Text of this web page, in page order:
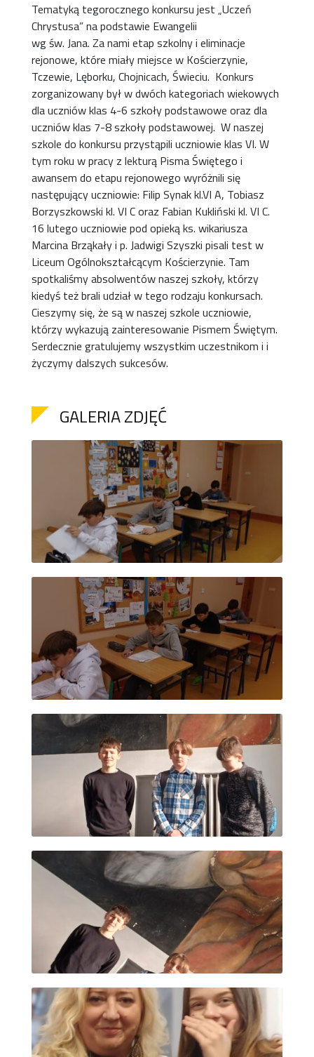
Tematyką tegorocznego konkursu jest „Uczeń
Chrystusa” na podstawie Ewangelii
wg św. Jana. Za nami etap szkolny i eliminacje
rejonowe, które miały miejsce w Kościerzynie,
Tczewie, Lęborku, Chojnicach, Świeciu. Konkurs
zorganizowany był w dwóch kategoriach wiekowych
dla uczniów klas 4-6 szkoły podstawowe oraz dla
uczniów klas 7-8 szkoły podstawowej. W naszej
szkole do konkursu przystąpili uczniowie klas VI. W
tym roku w pracy z lekturą Pisma Świętego i
awansem do etapu rejonowego wyróżnili się
następujący uczniowie: Filip Synak kl.VI A, Tobiasz
Borzyszkowski kl. VI C oraz Fabian Kukliński kl. VI C.
16 lutego uczniowie pod opieką ks. wikariusza
Marcina Brząkały i p. Jadwigi Szyszki pisali test w
Liceum Ogólnokształcącym Kościerzynie. Tam
spotkaliśmy absolwentów naszej szkoły, którzy
kiedyś też brali udział w tego rodzaju konkursach.
Cieszymy się, że są w naszej szkole uczniowie,
którzy wykazują zainteresowanie Pismem Świętym.
Serdecznie gratulujemy wszystkim uczestnikom i i
życzymy dalszych sukcesów.
GALERIA ZDJĘĆ